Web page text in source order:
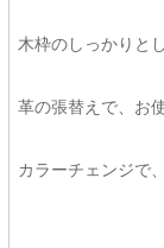
木枠のしっかりと
革の張替えで、お
カラーチェンジで